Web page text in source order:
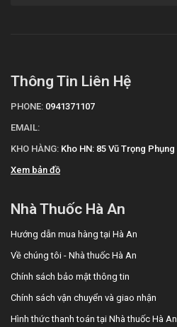
Thông Tin Liên Hệ
PHONE: 0941371107
EMAIL:
KHO HÀNG: Kho HN: 85 Vũ Trọng Phụng
Xem bản đồ
Nhà Thuốc Hà An
Hướng dẫn mua hàng tại Hà An
Về chúng tôi - Nhà thuốc Hà An
Chính sách bảo mật thông tin
Chính sách vận chuyển và giao nhận
Hình thức thanh toán tại Nhà thuốc Hà An